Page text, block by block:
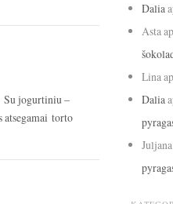
Su jogurtiniu –
atsegamai torto
Dalia
Asta
Lina
Dalia
Juljana